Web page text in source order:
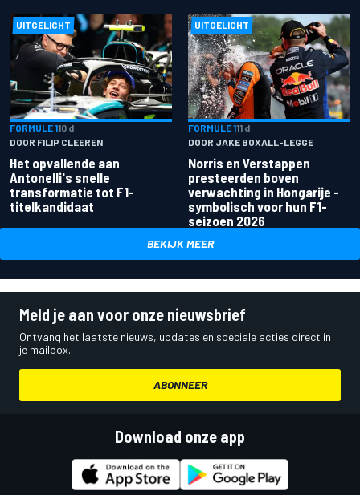
UITGELICHT
FORMULE 110 d
DOOR FILIP CLEEREN
Het opvallende aan
Antonelli's snelle
transformatie tot F1-
titelkandidaat
UITGELICHT
FORMULE 111 d
DOOR JAKE BOXALL-LEGGE
Norris en Verstappen
presteerden boven
verwachting in Hongarije -
symbolisch voor hun F1-
seizoen 2026
BEKIJK MEER
Meld je aan voor onze nieuwsbrief
Ontvang het laatste nieuws, updates en speciale acties direct in
je mailbox.
ABONNEER
Download onze app